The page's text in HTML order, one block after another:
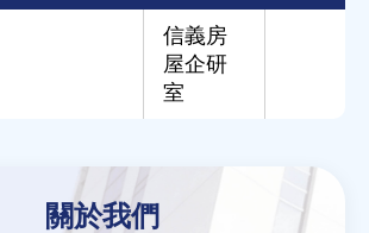
信義房
屋企研
室
關於我們